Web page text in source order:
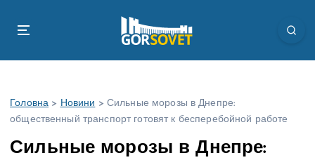
Головна > Новини > Сильные морозы в Днепре:
общественный транспорт готовят к бесперебойной работе
Сильные морозы в Днепре: